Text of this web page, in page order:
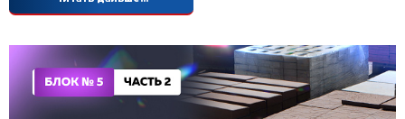
Преимущества российского